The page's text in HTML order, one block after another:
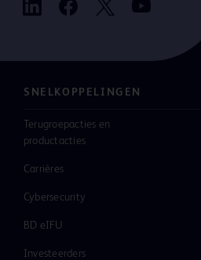
SNELKOPPELINGEN
Terugroepacties en
productacties
Carrières
Cybersecurity
BD eIFU
Investeerders